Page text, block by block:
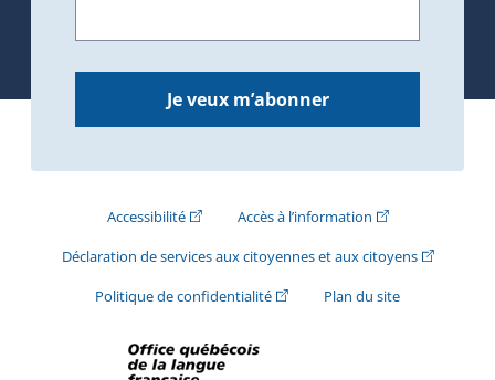
Je veux m’abonner
Accessibilité(Cet hyperlien externe s'ouvrira dans une
Accès à l’information(Cet hyperlien
Déclaration de services aux citoyennes et aux citoyens(Cet
Politique de confidentialité(Cet hyperlien externe s'ouvrira
Plan du site